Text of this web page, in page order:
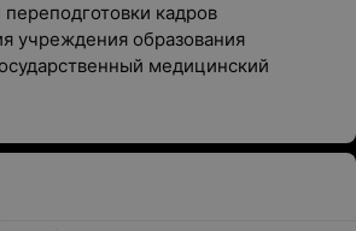
кадров
учреждения образования
медицинский